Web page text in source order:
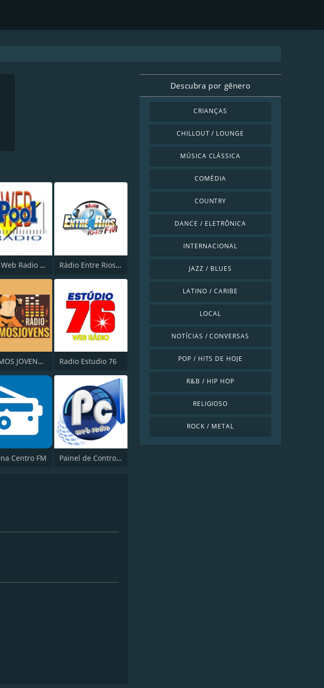
Pool Web Radio "Energia no Ar" Rádio Entre Rios FM 104.9
ERAMOS JOVENS WEB RADIO Radio Estudio 76
Centro FM Painel de Controle Web Rádio
Descubra por gênero
CRIANÇAS
CHILLOUT / LOUNGE
MÚSICA CLÁSSICA
COMÉDIA
COUNTRY
DANCE / ELETRÔNICA
INTERNACIONAL
JAZZ / BLUES
LATINO / CARIBE
LOCAL
NOTÍCIAS / CONVERSAS
POP / HITS DE HOJE
R&B / HIP HOP
RELIGIOSO
ROCK / METAL